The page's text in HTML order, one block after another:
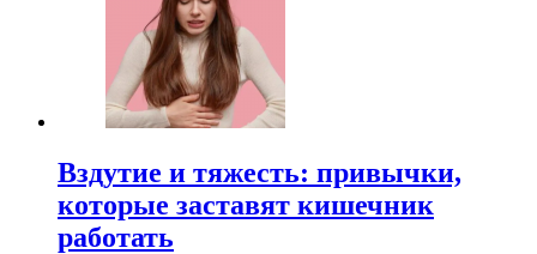
Вздутие и тяжесть: привычки,
которые заставят кишечник
работать